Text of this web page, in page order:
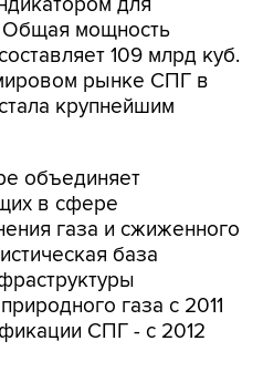
для
Общая мощность
109 млрд куб.
рынке СПГ в
крупнейшим
объединяет
в сфере
газа и сжиженного
база
газа с 2011
СПГ - с 2012